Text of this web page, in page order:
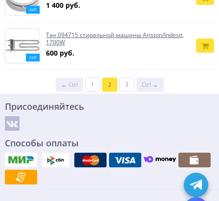
ХИТ 1 400 руб.
ХИТ
Тэн 094715 стиральной машины Ariston/Indesit,
1700W
600 руб.
← Ctrl 1 2 3 Ctrl →
Присоединяйтесь
Способы оплаты